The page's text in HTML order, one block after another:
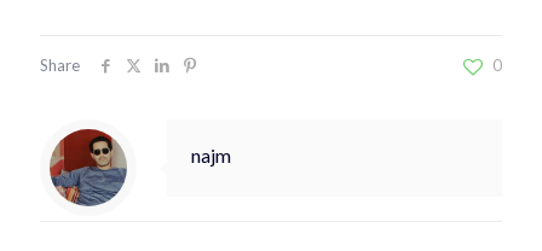
Share 0
najm